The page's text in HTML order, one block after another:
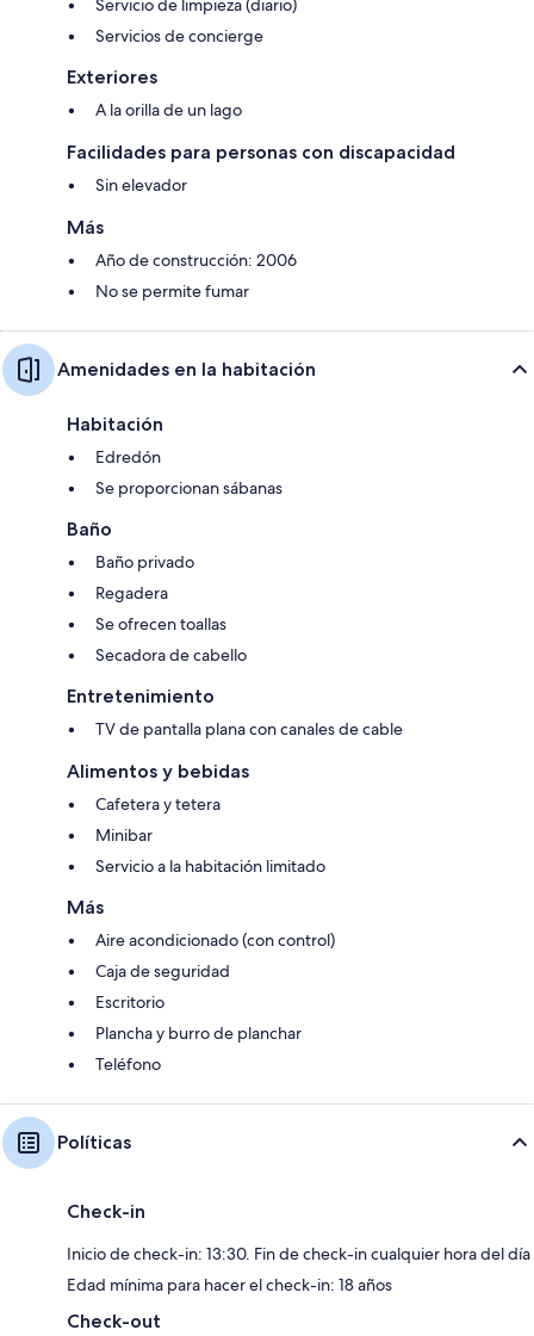
Servicio de limpieza (diario)
Servicios de concierge
Exteriores
A la orilla de un lago
Facilidades para personas con discapacidad
Sin elevador
Más
Año de construcción: 2006
No se permite fumar
Amenidades en la habitación
Habitación
Edredón
Se proporcionan sábanas
Baño
Baño privado
Regadera
Se ofrecen toallas
Secadora de cabello
Entretenimiento
TV de pantalla plana con canales de cable
Alimentos y bebidas
Cafetera y tetera
Minibar
Servicio a la habitación limitado
Más
Aire acondicionado (con control)
Caja de seguridad
Escritorio
Plancha y burro de planchar
Teléfono
Políticas
Check-in
Inicio de check-in: 13:30. Fin de check-in cualquier hora del día
Edad mínima para hacer el check-in: 18 años
Check-out